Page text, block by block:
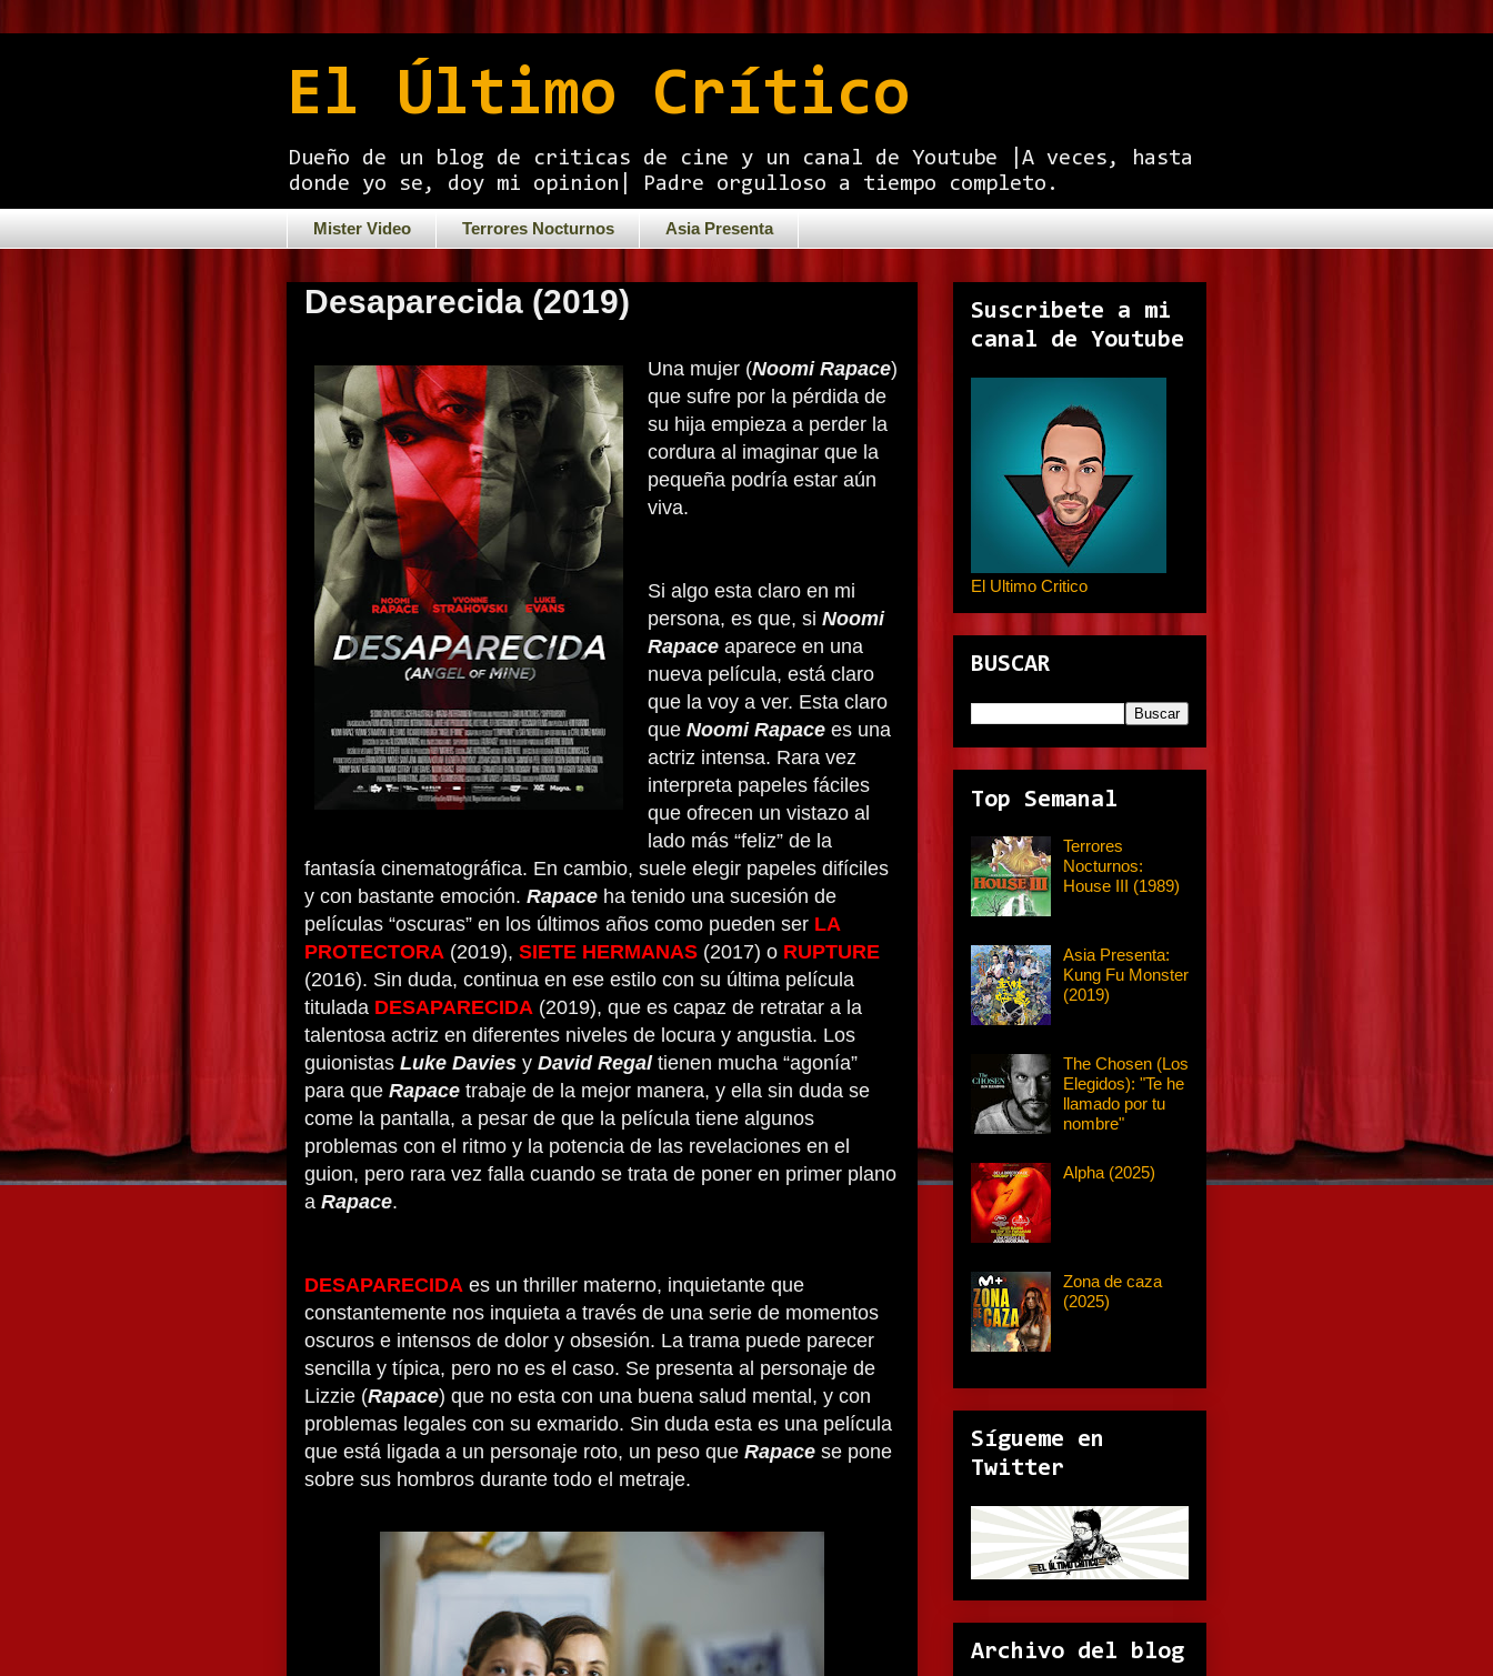
El Último Crítico
Dueño de un blog de criticas de cine y un canal de Youtube |A veces, hasta
donde yo se, doy mi opinion| Padre orgulloso a tiempo completo.
Mister Video Terrores Nocturnos Asia Presenta
Desaparecida (2019)
Una mujer (Noomi Rapace)
que sufre por la pérdida de
su hija empieza a perder la
cordura al imaginar que la
pequeña podría estar aún
viva.
Si algo esta claro en mi
persona, es que, si Noomi
Rapace aparece en una
nueva película, está claro
que la voy a ver. Esta claro
que Noomi Rapace es una
actriz intensa. Rara vez
interpreta papeles fáciles
que ofrecen un vistazo al
lado más “feliz” de la
fantasía cinematográfica. En cambio, suele elegir papeles difíciles
y con bastante emoción. Rapace ha tenido una sucesión de
películas “oscuras” en los últimos años como pueden ser LA
PROTECTORA (2019), SIETE HERMANAS (2017) o RUPTURE
(2016). Sin duda, continua en ese estilo con su última película
titulada DESAPARECIDA (2019), que es capaz de retratar a la
talentosa actriz en diferentes niveles de locura y angustia. Los
guionistas Luke Davies y David Regaltienen mucha “agonía”
para que Rapace trabaje de la mejor manera, y ella sin duda se
come la pantalla, a pesar de que la película tiene algunos
problemas con el ritmo y la potencia de las revelaciones en el
guion, pero rara vez falla cuando se trata de poner en primer plano
a Rapace.
DESAPARECIDA es un thriller materno, inquietante que
constantemente nos inquieta a través de una serie de momentos
oscuros e intensos de dolor y obsesión. La trama puede parecer
sencilla y típica, pero no es el caso. Se presenta al personaje de
Lizzie (Rapace) que no esta con una buena salud mental, y con
problemas legales con su exmarido. Sin duda esta es una película
que está ligada a un personaje roto, un peso que Rapace se pone
sobre sus hombros durante todo el metraje.
Suscribete a mi
canal de Youtube
El Ultimo Critico
BUSCAR
Top Semanal
Terrores
Nocturnos:
House III (1989)
Asia Presenta:
Kung Fu Monster
(2019)
The Chosen (Los
Elegidos): "Te he
llamado por tu
nombre"
Alpha (2025)
Zona de caza
(2025)
Sígueme en
Twitter
Archivo del blog